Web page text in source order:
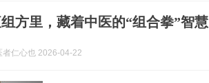
方里，藏着中医的“组合拳”智慧
者仁心也 2026-04-22